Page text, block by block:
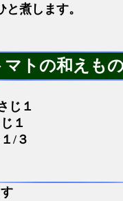
煮します。
マトの和えも
じ１
１
/３